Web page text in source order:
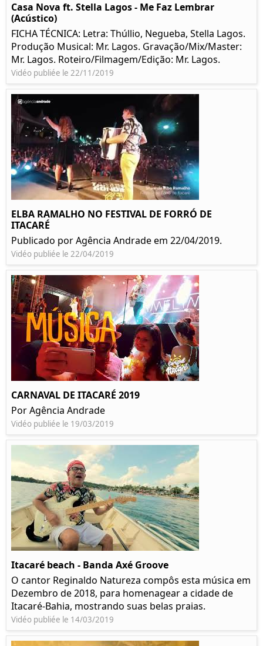
Casa Nova ft. Stella Lagos - Me Faz Lembrar
(Acústico)
FICHA TÉCNICA: Letra: Thúllio, Negueba, Stella Lagos.
Produção Musical: Mr. Lagos. Gravação/Mix/Master:
Mr. Lagos. Roteiro/Filmagem/Edição: Mr. Lagos.
Vidéo publiée le 22/11/2019
ELBA RAMALHO NO FESTIVAL DE FORRÓ DE
ITACARÉ
Publicado por Agência Andrade em 22/04/2019.
Vidéo publiée le 22/04/2019
CARNAVAL DE ITACARÉ 2019
Por Agência Andrade
Vidéo publiée le 19/03/2019
Itacaré beach - Banda Axé Groove
O cantor Reginaldo Natureza compôs esta música em
Dezembro de 2018, para homenagear a cidade de
Itacaré-Bahia, mostrando suas belas praias.
Vidéo publiée le 14/03/2019